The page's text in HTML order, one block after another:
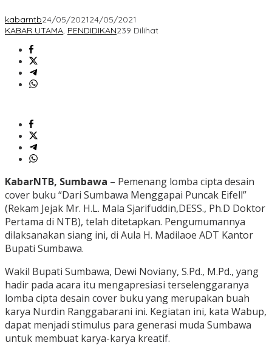
kabarntb24/05/202124/05/2021
KABAR UTAMA, PENDIDIKAN239 Dilihat
KabarNTB, Sumbawa – Pemenang lomba cipta desain
cover buku “Dari Sumbawa Menggapai Puncak Eifell”
(Rekam Jejak Mr. H.L. Mala Sjarifuddin,DESS., Ph.D Doktor
Pertama di NTB), telah ditetapkan. Pengumumannya
dilaksanakan siang ini, di Aula H. Madilaoe ADT Kantor
Bupati Sumbawa.
Wakil Bupati Sumbawa, Dewi Noviany, S.Pd., M.Pd., yang
hadir pada acara itu mengapresiasi terselenggaranya
lomba cipta desain cover buku yang merupakan buah
karya Nurdin Ranggabarani ini. Kegiatan ini, kata Wabup,
dapat menjadi stimulus para generasi muda Sumbawa
untuk membuat karya-karya kreatif.